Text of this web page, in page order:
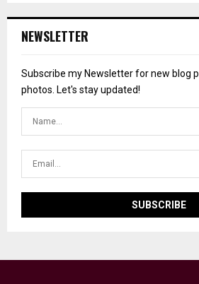
NEWSLETTER
Subscribe my Newsletter for new blog
photos. Let's stay updated!